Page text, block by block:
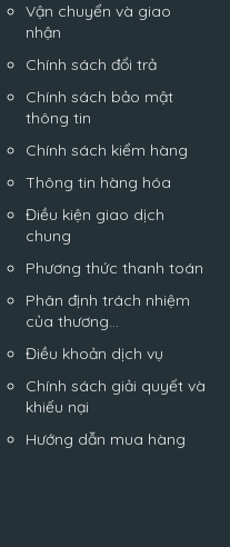
Vận chuyển và giao
nhận
Chính sách đổi trả
Chính sách bảo mật
thông tin
Chính sách kiểm hàng
Thông tin hàng hóa
Điều kiện giao dịch
chung
Phương thức thanh toán
Phân định trách nhiệm
của thương...
Điều khoản dịch vụ
Chính sách giải quyết và
khiếu nại
Hướng dẫn mua hàng